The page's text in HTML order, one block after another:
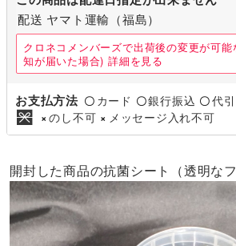
配送 ヤマト運輸（福島）
クロネコメンバーズで出荷後の変更が可
知が届いた場合) 詳細を見る
お支払方法 〇 カード 〇銀行振込 〇代引
× のし不可 × メッセージ入れ不可
開封した商品の抗菌シート（透明な